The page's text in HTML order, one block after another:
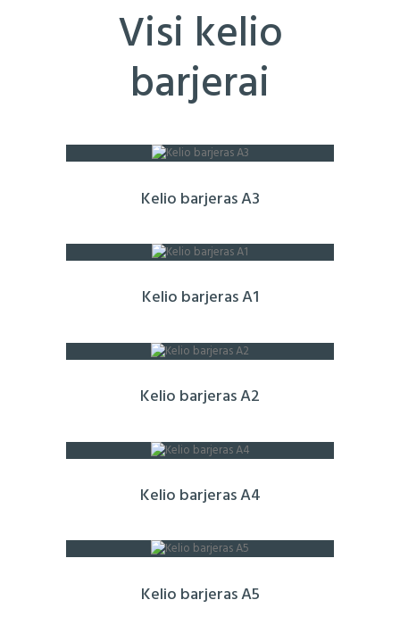
Visi kelio
barjerai
Kelio barjeras A3
Kelio barjeras A1
Kelio barjeras A2
Kelio barjeras A4
Kelio barjeras A5